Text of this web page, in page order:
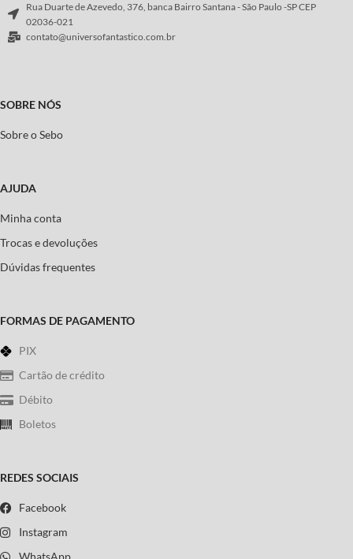
Rua Duarte de Azevedo, 376, banca Bairro Santana - São Paulo -SP CEP
02036-021
contato@universofantastico.com.br
SOBRE NÓS
Sobre o Sebo
AJUDA
Minha conta
Trocas e devoluções
Dúvidas frequentes
FORMAS DE PAGAMENTO
PIX
Cartão de crédito
Débito
Boletos
REDES SOCIAIS
Facebook
Instagram